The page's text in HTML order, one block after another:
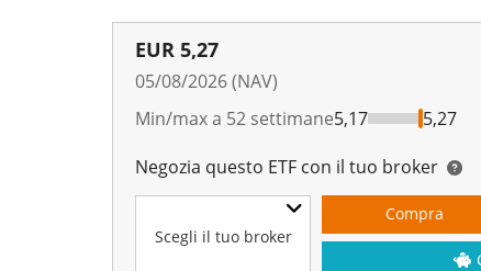
EUR 5,27
05/08/2026 (NAV)
Min/max a 52 settimane5,17
5,27
Negozia questo ETF con il tuo broker
Scegli il tuo broker
Compra